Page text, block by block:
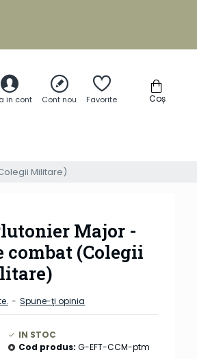
in cont Cont nou Favorite Coș
Militare)
Major -
combat (Colegii
- Spune-ţi opinia
IN STOC
Cod produs: G-EFT-CCM-ptm